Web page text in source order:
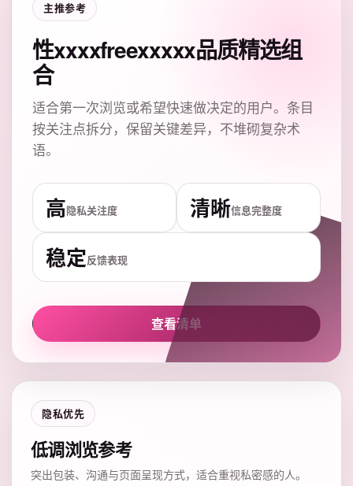
主推参考
性xxxxfreexxxxx品质精选组
合
适合第一次浏览或希望快速做决定的用户。条目
按关注点拆分，保留关键差异，不堆砌复杂术
语。
高隐私关注度 清晰信息完整度
稳定反馈表现
查看清单
隐私优先
低调浏览参考
突出包装、沟通与页面呈现方式，适合重视私密感的人。